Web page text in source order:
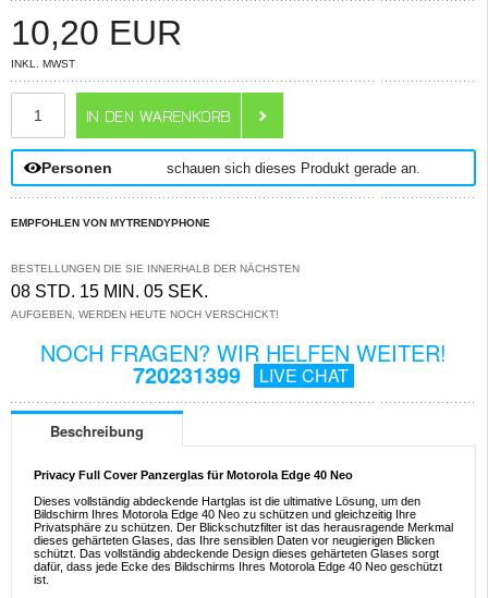
10,20 EUR
INKL. MWST
Personen schauen sich dieses Produkt gerade an.
EMPFOHLEN VON MYTRENDYPHONE
BESTELLUNGEN DIE SIE INNERHALB DER NÄCHSTEN
08 STD. 15 MIN. 04 SEK.
AUFGEBEN, WERDEN HEUTE NOCH VERSCHICKT!
NOCH FRAGEN? WIR HELFEN WEITER!
720231399 LIVE CHAT
Beschreibung
Privacy Full Cover Panzerglas für Motorola Edge 40 Neo
Dieses vollständig abdeckende Hartglas ist die ultimative Lösung, um den
Bildschirm Ihres Motorola Edge 40 Neo zu schützen und gleichzeitig Ihre
Privatsphäre zu schützen. Der Blickschutzfilter ist das herausragende Merkmal
dieses gehärteten Glases, das Ihre sensiblen Daten vor neugierigen Blicken
schützt. Das vollständig abdeckende Design dieses gehärteten Glases sorgt
dafür, dass jede Ecke des Bildschirms Ihres Motorola Edge 40 Neo geschützt
ist.